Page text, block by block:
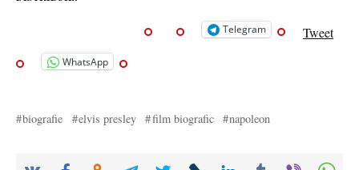
Telegram Tweet
WhatsApp
biografie elvis presley film biografic napoleon